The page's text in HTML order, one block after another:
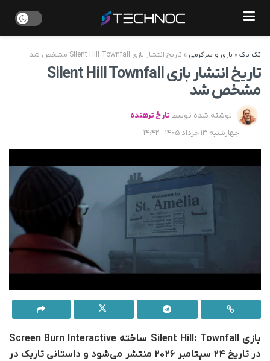
تک ناک» بازی و سرگرمی » تاریخ انتشار بازی Silent Hill Townfall مشخص شد
تاریخ انتشار بازی Silent Hill Townfall
مشخص شد
نوشته شده توسط تارخ ترهنده
چهارشنبه 13 خرداد 1405 - 14:42
بازی Silent Hill: Townfall ساخته Screen Burn Interactive
در تاریخ ۲۴ سپتامبر ۲۰۲۶ منتشر می‌شود و داستانی تاریک در